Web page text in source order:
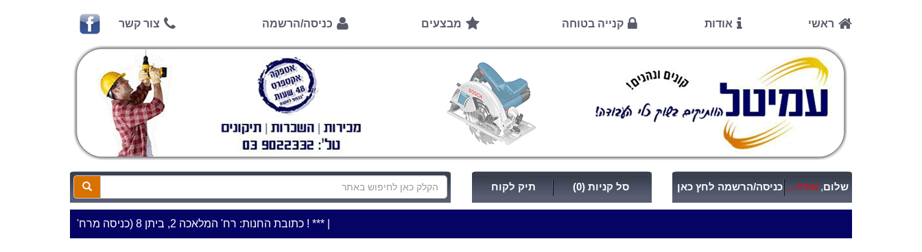
ראשי אודות קנייה בטוחה מבצעים כניסה/הרשמה צור קשר
סל קניות (0) תיק לקוח שלום, אורח ... כניסה/הרשמה לחץ כאן
***כתובת החנות: רח' המלאכה 2, ביתן 8 (כניסה מרח' עמל 5) א.ת.פארק אפק, ראש העין***